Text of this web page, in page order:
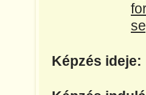
Képzés ideje: